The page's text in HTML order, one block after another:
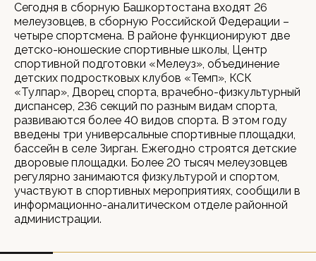
Сегодня в сборную Башкортостана входят 26
мелеузовцев, в сборную Российской Федерации –
четыре спортсмена. В районе функционируют две
детско-юношеские спортивные школы, Центр
спортивной подготовки «Мелеуз», объединение
детских подростковых клубов «Темп», КСК
«Тулпар», Дворец спорта, врачебно-физкультурный
диспансер, 236 секций по разным видам спорта,
развиваются более 40 видов спорта. В этом году
введены три универсальные спортивные площадки,
бассейн в селе Зирган. Ежегодно строятся детские
дворовые площадки. Более 20 тысяч мелеузовцев
регулярно занимаются физкультурой и спортом,
участвуют в спортивных мероприятиях, сообщили в
информационно-аналитическом отделе районной
администрации.